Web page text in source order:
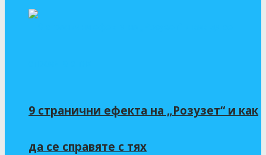
9 странични ефекта на „Розузет“ и как
да се справяте с тях